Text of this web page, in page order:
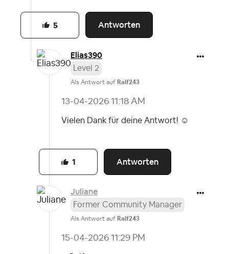
Antworten
5
Elias390
Level 2
Als Antwort auf Ralf243
‎13-04-2026 11:18 AM
Vielen Dank für deine Antwort! ☺️
Antworten
1
Juliane
Former Community Manager
Als Antwort auf Ralf243
‎15-04-2026 11:29 PM